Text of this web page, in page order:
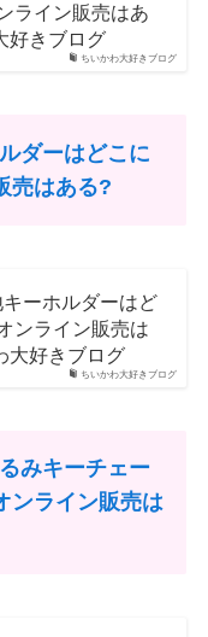
ちいかわ大好きブログ
ライン販売はあ
好きブログ
ダーはどこに
売はある?
ちいかわ大好きブログ
ーホルダーはど
ンライン販売は
大好きブログ
みキーチェー
ンライン販売は